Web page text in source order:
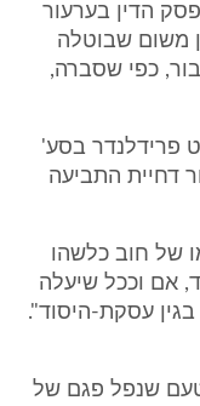
הדין בערעור
משום שבוטלה
כפי שסברה,
פרידלנדר בסע'
דחיית התביעה
של חוב כלשהו
אם וככל שיעלה
עסקת-היסוד".
שנפל פגם של